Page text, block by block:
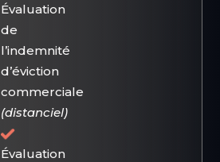
Évaluation
de
l’indemnité
d’éviction
commerciale
(distanciel)
Évaluation